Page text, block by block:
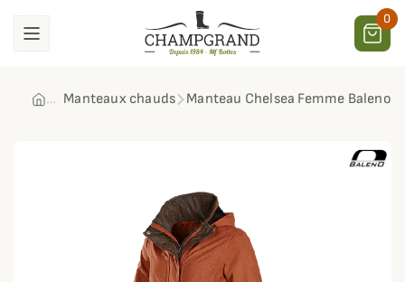
0
Manteaux chauds Manteau Chelsea Femme Baleno